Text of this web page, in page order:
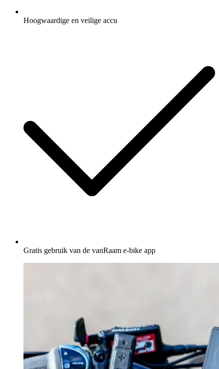
Hoogwaardige en veilige accu
Gratis gebruik van de vanRaam e-bike app